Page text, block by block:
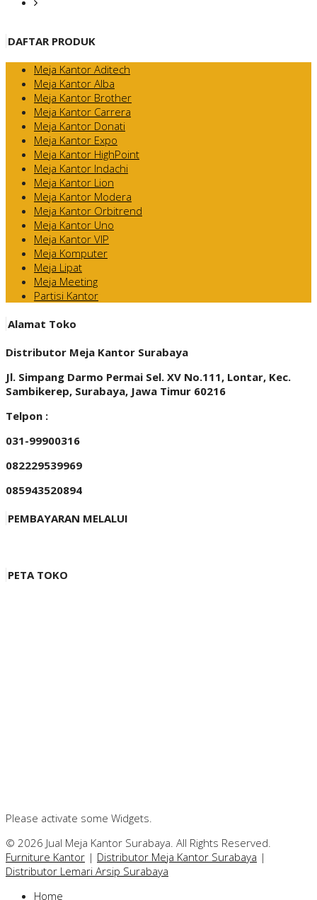
DAFTAR PRODUK
Meja Kantor Aditech
Meja Kantor Alba
Meja Kantor Brother
Meja Kantor Carrera
Meja Kantor Donati
Meja Kantor Expo
Meja Kantor HighPoint
Meja Kantor Indachi
Meja Kantor Lion
Meja Kantor Modera
Meja Kantor Orbitrend
Meja Kantor Uno
Meja Kantor VIP
Meja Komputer
Meja Lipat
Meja Meeting
Partisi Kantor
Alamat Toko
Distributor Meja Kantor Surabaya
Jl. Simpang Darmo Permai Sel. XV No.111, Lontar, Kec.
Sambikerep, Surabaya, Jawa Timur 60216
Telpon :
031-99900316
082229539969
085943520894
PEMBAYARAN MELALUI
PETA TOKO
Please activate some Widgets.
© 2026 Jual Meja Kantor Surabaya. All Rights Reserved.
Furniture Kantor | Distributor Meja Kantor Surabaya |
Distributor Lemari Arsip Surabaya
Home